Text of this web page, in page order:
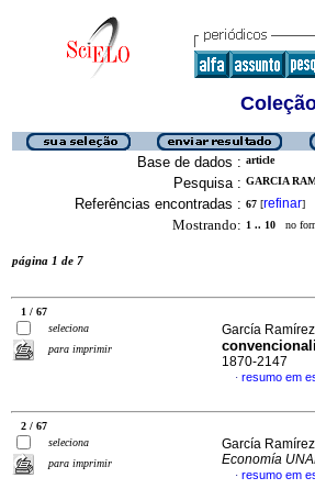
Base de dados : article
Pesquisa : GARCIA
Referências encontradas : 67 [refinar]
Mostrando: 1 .. 10 no
página 1 de 7
1 / 67
seleciona
para imprimir
García
1870-2147
· resumo em
2 / 67
seleciona
para imprimir
García
Economía
· resumo em